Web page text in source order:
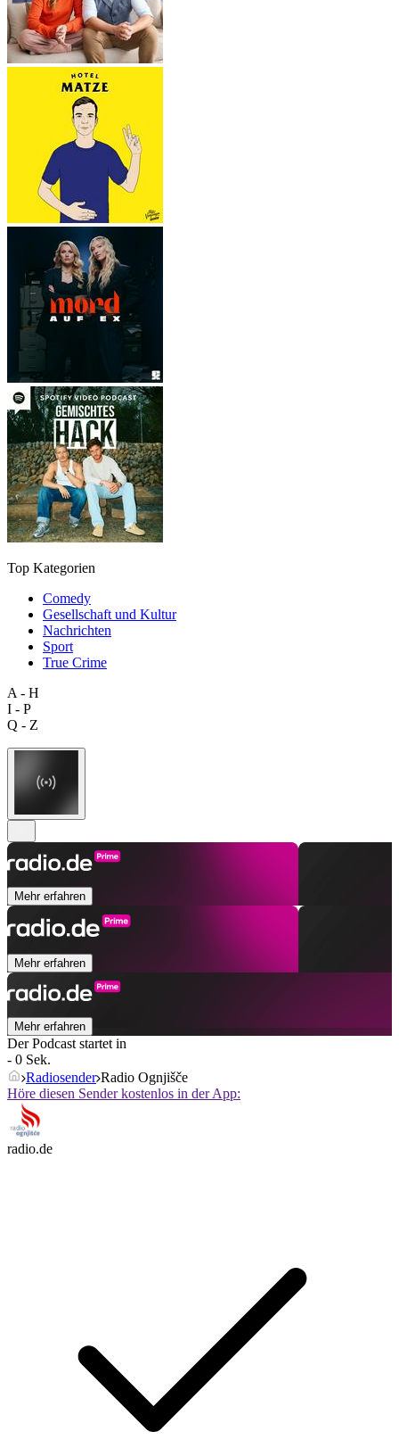
Top Kategorien
Comedy
Gesellschaft und Kultur
Nachrichten
Sport
True Crime
A - H
I - P
Q - Z
Mehr erfahren
Mehr erfahren
Mehr erfahren
Der Podcast startet in
- 0 Sek.
Radiosender Radio Ognjišče
Höre diesen Sender kostenlos in der App:
radio.de